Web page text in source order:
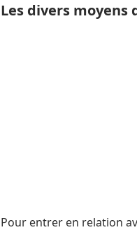
Les divers moyens
Pour entrer en relation